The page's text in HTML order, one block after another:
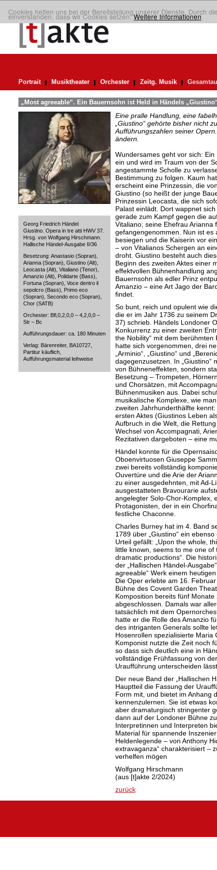
Cookies helfen uns bei der Bereitstellung unserer Dienste. Durch
einverstanden, dass wir Cookies setzen.Weitere Informationen
Portrait Musiktheater Orchester Zeitg. Musik
„Most agreeable“. Ein Bauernsohn ist Held in Händels
Georg Friedrich Händel
Giustino. Opera in tre atti HWV 37.
Hrsg. von Wolfgang Hirschmann.
Hallische Händel-Ausgabe II/36
Besetzung: Anastasio (Sopran),
Arianna (Sopran), Giustino (Alt),
Leocasta (Alt), Vitaliano (Tenor),
Amanzio (Alt), Polidarte (Bass),
Fortuna (Sopran), Voce dentro il
sepolcro (Bass), Primo eco
(Sopran), Secondo eco (Sopran),
Chor (SATB)
Orchester: Bfl,0,2,0,0 – 4,2,0,0 –
Str – Bc
Aufführungsdauer: ca. 180 Minuten
Verlag: Bärenreiter, BA10727,
Partitur käuflich,
Aufführungsmaterial leihweise
Eine pralle Handlung, eine
„Giustino“ gehörte bisher nicht
Aufführungszahlen seiner
ändern.
Wundersames geht vor sich:
ein und wird im Traum von der
angestammte Scholle zu
Bestimmung zu folgen. Kaum
erscheint eine Prinzessin, die
Giustino (so heißt der junge
Prinzessin Leocasta, die sich
Palast einlädt. Dort wappnet
gerade zum Kampf gegen die
Vitaliano; seine Ehefrau
gefangengenommen. Nun ist es
besiegen und die Kaiserin vor
– von Vitalianos Schergen an
droht. Giustino besteht auch
Beginn des zweiten Aktes einer
effektvollen Bühnenhandlung
Bauernsohn als edler Prinz
Amanzio – eine Art Jago der
findet.
So bunt, reich und opulent wie
die er im Jahr 1736 zu seinem
37) schrieb. Händels Londoner
Konkurrenz zu einer zweiten
the Nobility“ mit dem
hatte sich vorgenommen, drei
„Arminio“, „Giustino“ und
dagegenzusetzen. In „Giustino“
von Bühneneffekten, sondern
Besetzung – Trompeten,
und Chorsätzen, mit
Bühnenmusiken aus. Dabei
musikalische Komplexe, wie
zweiten Jahrhunderthälfte
ersten Aktes (Giustinos Leben
Aufbruch in die Welt, die
Wechsel von Accompagnati,
Rezitativen dargeboten – eine
Händel konnte für die
Oboenvirtuosen Giuseppe
zwei bereits vollständig
Ouvertüre und die Arie der
zu einer ausgedehnten, mit Ad-
ausgestatteten Bravourarie
angelegter Solo-Chor-Komplex,
Protagonisten, der in ein
festliche Chaconne.
Charles Burney hat im 4. Band
1789 über „Giustino“ ein
Urteil gefällt: „Upon the whole,
little known, seems to me one of
dramatic productions“. Die
der „Hallischen Händel-
agreeable“ Werk einem
Die Oper erlebte am 16.
Bühne des Covent Garden
Komposition bereits fünf
abgeschlossen. Damals war
tatsächlich mit dem
hatte er die Rolle des Amanzio
des intriganten Generals sollte
Hosenrollen spezialisierte
Komponist nutzte die Zeit noch
so dass sich deutlich eine in
vollständige Frühfassung von
Uraufführung unterscheiden
Der neue Band der „Hallischen
Hauptteil die Fassung der
Form mit, und bietet im Anhang
kennenzulernen. Sie ist etwas
aber dramaturgisch stringenter
dann auf der Londoner Bühne
Interpretinnen und Interpreten
Material für spannende
Heldenlegende – von Anthony
extravaganza“ charakterisiert –
verhelfen mögen
Wolfgang Hirschmann
(aus [t]akte 2/2024)
zurück